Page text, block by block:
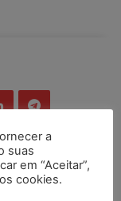
a
suas
em “Aceitar”,
cookies.